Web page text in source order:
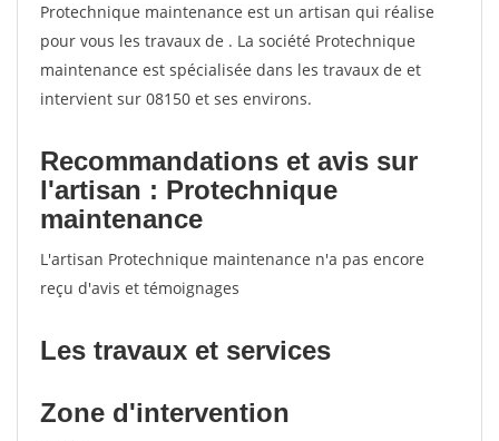
Protechnique maintenance est un artisan qui réalise
pour vous les travaux de . La société Protechnique
maintenance est spécialisée dans les travaux de et
intervient sur 08150 et ses environs.
Recommandations et avis sur
l'artisan : Protechnique
maintenance
L'artisan Protechnique maintenance n'a pas encore
reçu d'avis et témoignages
Les travaux et services
Zone d'intervention